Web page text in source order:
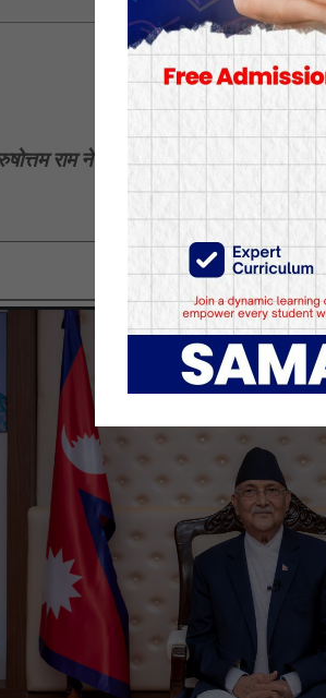
ओलीको
राम नेपालमा जन्मेका हुन् । वास्तविक
अतिक्रमण गरेको छ ।”